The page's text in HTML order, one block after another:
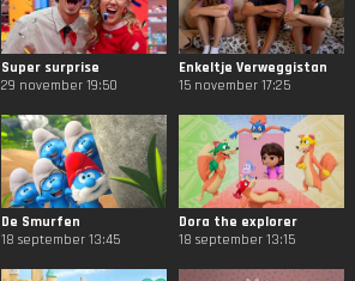
Super surprise
29 november 19:50
Enkeltje Verweggistan
15 november 17:25
De Smurfen
18 september 13:45
Dora the explorer
18 september 13:15